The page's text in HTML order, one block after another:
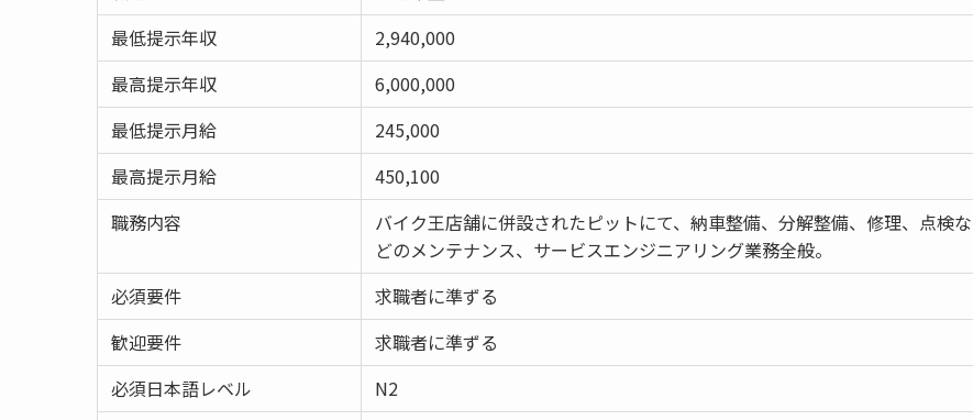
最低提示年収
2,940,000
最高提示年収
6,000,000
最低提示月給
245,000
最高提示月給
450,100
職務内容
バイク王店舗に併設されたピットにて、納車整備、分解整備、修理、点検な
どのメンテナンス、サービスエンジニアリング業務全般。
必須要件
求職者に準ずる
歓迎要件
求職者に準ずる
必須日本語レベル
N2